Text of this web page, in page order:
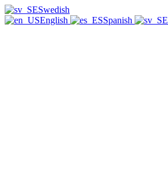
Swedish
English
Spanish